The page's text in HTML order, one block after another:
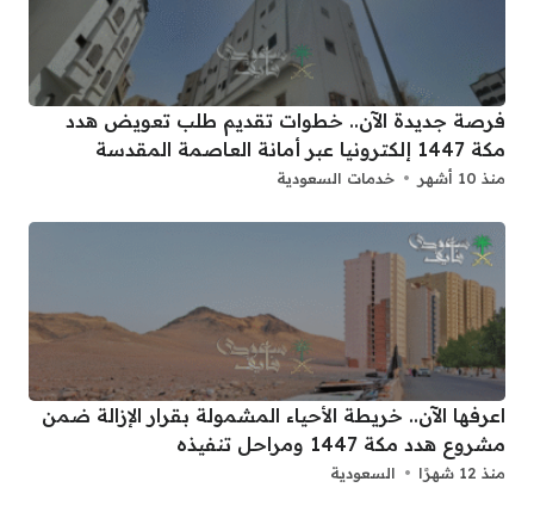
فرصة جديدة الآن.. خطوات تقديم طلب تعويض هدد
مكة 1447 إلكترونيا عبر أمانة العاصمة المقدسة
منذ 10 أشهر خدمات السعودية
اعرفها الآن.. خريطة الأحياء المشمولة بقرار الإزالة ضمن
مشروع هدد مكة 1447 ومراحل تنفيذه
منذ 12 شهرًا السعودية